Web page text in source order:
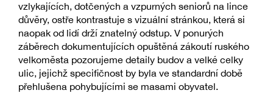
vzlykajících, dotčených a vzpurných seniorů na lince
důvěry, ostře kontrastuje s vizuální stránkou, která si
naopak od lidí drží znatelný odstup. V ponurých
záběrech dokumentujících opuštěná zákoutí ruského
velkoměsta pozorujeme detaily budov a velké celky
ulic, jejichž specifičnost by byla ve standardní době
přehlušena pohybujícími se masami obyvatel.